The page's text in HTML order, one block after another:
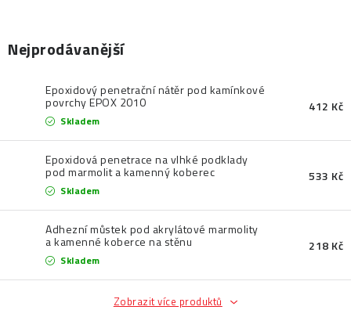
Nejprodávanější
Epoxidový penetrační nátěr pod kamínkové
povrchy EPOX 2010
Skladem
412 Kč
Epoxidová penetrace na vlhké podklady
pod marmolit a kamenný koberec
Skladem
533 Kč
Adhezní můstek pod akrylátové marmolity
a kamenné koberce na stěnu
Skladem
218 Kč
Zobrazit více produktů